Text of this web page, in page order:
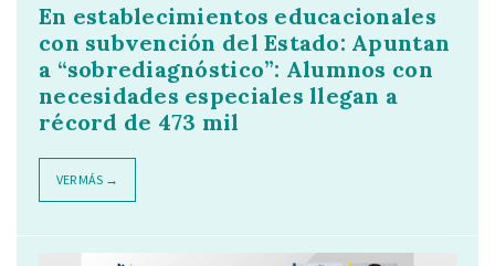
En establecimientos educacionales
con subvención del Estado: Apuntan
a “sobrediagnóstico”: Alumnos con
necesidades especiales llegan a
récord de 473 mil
VER MÁS →